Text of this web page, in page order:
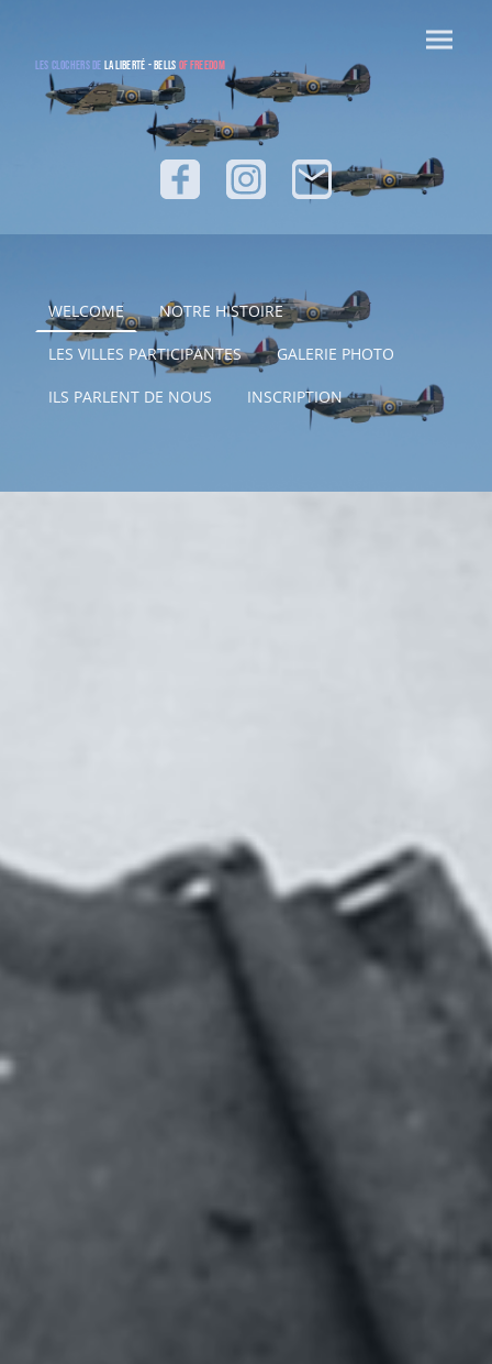
Les Clochers de la Liberté - bells of freedom
WELCOME NOTRE HISTOIRE
LES VILLES PARTICIPANTES GALERIE PHOTO
ILS PARLENT DE NOUS INSCRIPTION